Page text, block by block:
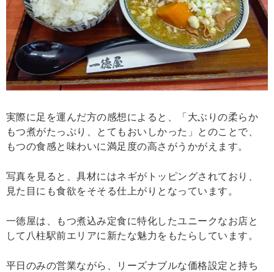
実際に足を運んだ方の感想によると、「大ぶりの柔らか
もつ煮がたっぷり、とてもおいしかった」とのことで、
もつの食感と味わいに満足度の高さがうかがえます。
写真を見ると、具材にはネギがトッピングされており、
見た目にも食欲をそそる仕上がりとなっています。
一徳屋は、もつ煮込み定食に特化したユニークなお店と
して八柱駅前エリアに新たな魅力をもたらしています。
平日のみの営業ながら、リーズナブルな価格設定と持ち